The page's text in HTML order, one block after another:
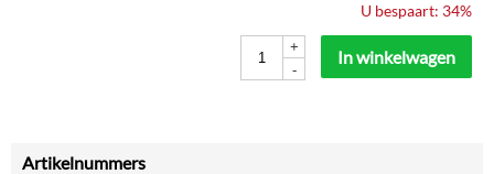
U bespaart: 34%
+
-
In winkelwagen
Artikelnummers